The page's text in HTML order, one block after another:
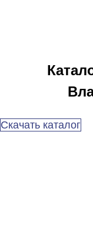
Скачать каталог